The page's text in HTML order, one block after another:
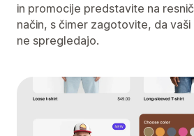
in promocije predstavite na
način, s čimer zagotovite, da
ne spregledajo.